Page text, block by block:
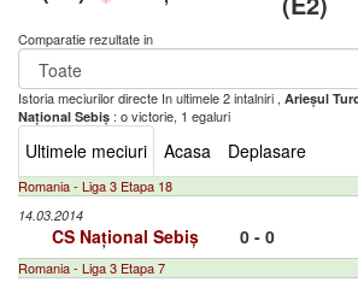
Comparatie rezultate in
Istoria meciurilor directe In ultimele 2 intalniri , Arieșul
Național Sebiș : o victorie, 1 egaluri
Ultimele meciuri Acasa Deplasare
Romania - Liga 3 Etapa 18
14.03.2014
CS Național Sebiș 0 - 0
Romania - Liga 3 Etapa 7